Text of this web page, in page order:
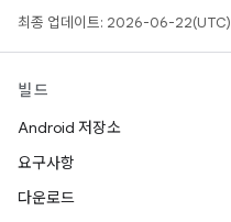
최종 업데이트: 2026-06-22(UTC)
빌드
Android 저장소
요구사항
다운로드